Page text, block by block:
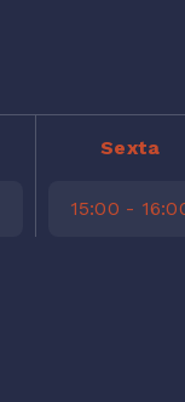
Sexta
15:00 -